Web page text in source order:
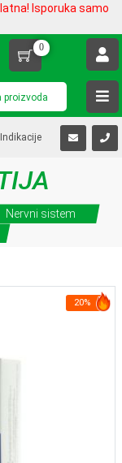
Isporuka samo
0
Indikacije
Nervni sistem
20%